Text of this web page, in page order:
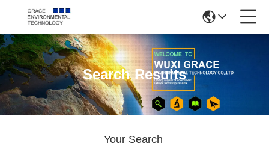
Search Results
Your Search